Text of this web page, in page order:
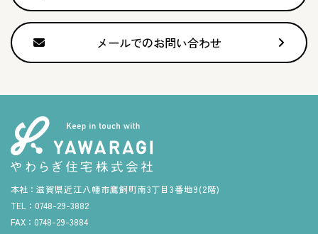
メールでのお問い合わせ
本社： 滋賀県近江八幡市鷹飼町南3丁目3番地9(2階)
TEL： 0748-29-3882
FAX： 0748-29-3884